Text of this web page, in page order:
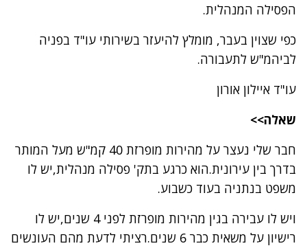
הפסילה המנהלית.
כפי שצוין בעבר, מומלץ להיעזר בשירותי עו"ד בפניה
לביהמ"ש לתעבורה.
עו"ד איילון אורון
שאלה>>
חבר שלי נעצר על מהירות מופרזת 40 קמ"ש מעל המותר
בדרך בין עירונית.הוא כרגע בתק' פסילה מנהלית,יש לו
משפט בנתניה בעוד כשבוע.
ויש לו עבירה בגין מהירות מופרזת לפני 4 שנים,יש לו
רישיון על משאית כבר 6 שנים.רציתי לדעת מהם העונשים